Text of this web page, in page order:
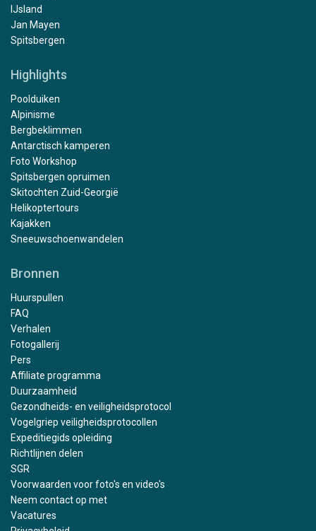
IJsland
Jan Mayen
Spitsbergen
Highlights
Poolduiken
Alpinisme
Bergbeklimmen
Antarctisch kamperen
Foto Workshop
Spitsbergen opruimen
Skitochten Zuid-Georgië
Helikoptertours
Kajakken
Sneeuwschoenwandelen
Bronnen
Huurspullen
FAQ
Verhalen
Fotogallerij
Pers
Affiliate programma
Duurzaamheid
Gezondheids- en veiligheidsprotocol
Vogelgriep veiligheidsprotocollen
Expeditiegids opleiding
Richtlijnen delen
SGR
Voorwaarden voor foto's en video's
Neem contact op met
Vacatures